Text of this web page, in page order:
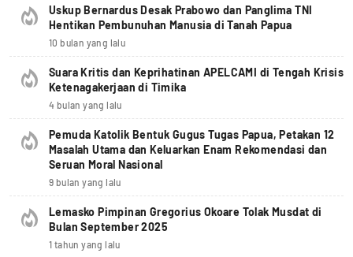
Uskup Bernardus Desak Prabowo dan Panglima TNI
Hentikan Pembunuhan Manusia di Tanah Papua
10 bulan yang lalu
Suara Kritis dan Keprihatinan APELCAMI di Tengah Krisis
Ketenagakerjaan di Timika
4 bulan yang lalu
Pemuda Katolik Bentuk Gugus Tugas Papua, Petakan 12
Masalah Utama dan Keluarkan Enam Rekomendasi dan
Seruan Moral Nasional
9 bulan yang lalu
Lemasko Pimpinan Gregorius Okoare Tolak Musdat di
Bulan September 2025
1 tahun yang lalu